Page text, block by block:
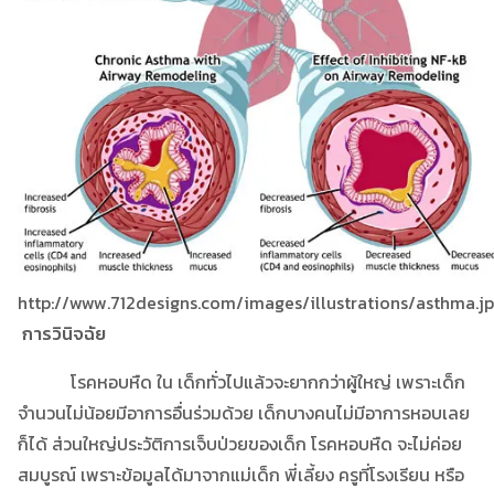
http://www.712designs.com/images/illustrations/
การวินิจฉัย
โรคหอบหืด ใน เด็กทั่วไปแล้วจะยากกว่าผู้ใหญ่ เพราะเด็ก
จำนวนไม่น้อยมีอาการอื่นร่วมด้วย เด็กบางคนไม่มีอาการหอบเลย
ก็ได้ ส่วนใหญ่ประวัติการเจ็บป่วยของเด็ก โรคหอบหืด จะไม่ค่อย
สมบูรณ์ เพราะข้อมูลได้มาจากแม่เด็ก พี่เลี้ยง ครูที่โรงเรียน หรือ